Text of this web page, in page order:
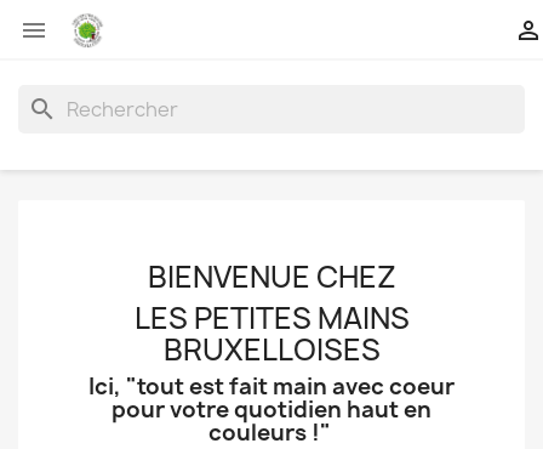
 
search
BIENVENUE CHEZ
LES PETITES MAINS
BRUXELLOISES
Ici, "tout est fait main avec coeur
pour votre quotidien haut en
couleurs !"